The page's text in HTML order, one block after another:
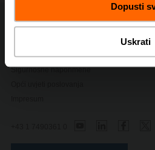
Dopusti
Uskrati
Kontaktirajte nas
Promjena postavki privatnosti
Sigurnosne naponmene